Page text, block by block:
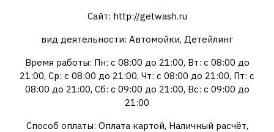
Сайт: http://getwash.ru
вид деятельности: Автомойки, Детейлинг
Время работы: Пн: с 08:00 до 21:00, Вт: с 08:00 до
21:00, Ср: с 08:00 до 21:00, Чт: с 08:00 до 21:00, Пт: с
08:00 до 21:00, Сб: с 09:00 до 21:00, Вс: с 09:00 до
21:00
Способ оплаты: Оплата картой, Наличный расчёт,